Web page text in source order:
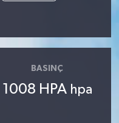
BASINÇ
1008 HPA hpa